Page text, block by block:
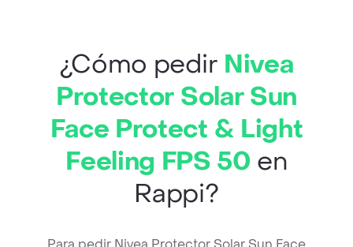
¿Cómo pedir Nivea
Protector Solar Sun
Face Protect & Light
Feeling FPS 50 en
Rappi?